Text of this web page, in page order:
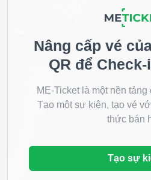
Nâng cấp vé
QR để
ME-Ticket là một nền
Tạo một sự kiện, tạo vé
thức bán
Tạo sự